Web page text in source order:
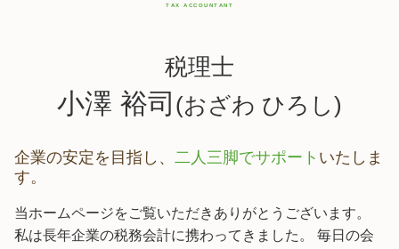
税理士
小澤 裕司 (おざわ ひろし)
企業の安定を目指し、 二人三脚でサポート いたしま
す。
当ホームページをご覧いただきありがとうございます。
私は長年企業の税務会計に携わってきました。 毎日の会